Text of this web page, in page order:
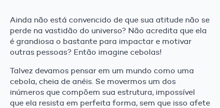
Ainda não está convencido de que sua atitude não se
perde na vastidão do universo? Não acredita que ela
é grandiosa o bastante para impactar e motivar
outras pessoas? Então imagine cebolas!
Talvez devamos pensar em um mundo como uma
cebola, cheia de anéis. Se movermos um dos
inúmeros que compõem sua estrutura, impossível
que ela resista em perfeita forma, sem que isso afete